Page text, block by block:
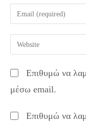
name
comment
Enter
your
email
address
comment
Enter
your
URL
(optional)
Επιθυμώ να
μέσω email.
Επιθυμώ να